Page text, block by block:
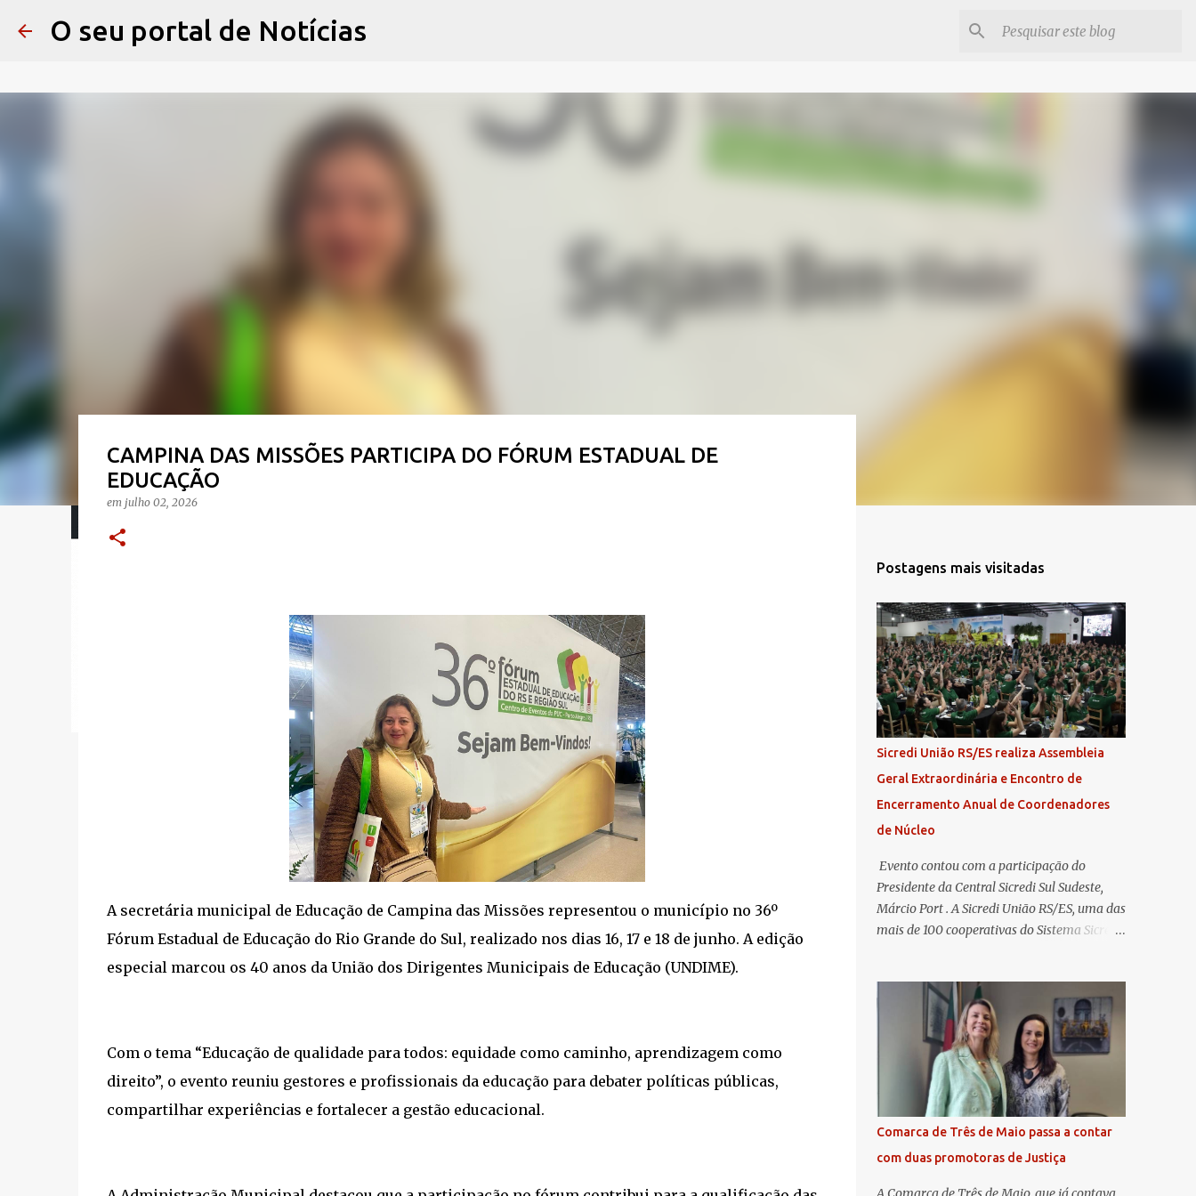
O seu portal de Notícias
CAMPINA DAS MISSÕES PARTICIPA DO FÓRUM ESTADUAL DE
EDUCAÇÃO
em julho 02, 2026
A secretária municipal de Educação de Campina das Missões representou o município no 36º
Fórum Estadual de Educação do Rio Grande do Sul, realizado nos dias 16, 17 e 18 de junho. A edição
especial marcou os 40 anos da União dos Dirigentes Municipais de Educação (UNDIME).
Com o tema “Educação de qualidade para todos: equidade como caminho, aprendizagem como
direito”, o evento reuniu gestores e profissionais da educação para debater políticas públicas,
compartilhar experiências e fortalecer a gestão educacional.
Postagens mais visitadas
Sicredi União RS/ES realiza Assembleia
Geral Extraordinária e Encontro de
Encerramento Anual de Coordenadores
de Núcleo
​ Evento contou com a participação do
Presidente da Central Sicredi Sul Sudeste,
Márcio Port . A Sicredi União RS/ES, uma das
mais de 100 cooperativas do Sistema Sicredi,
Encontro de Encerramento Anual de
Coordenadores de Núcleo, marcando o
fechamento de mais um ciclo de conquistas
e planejamento para o futuro. O evento
ocorreu presencialmente em Santa Rosa/RS
com transmissão simultânea para os
coordenadores capixabas, que estavam
reunidos em Cachoeiro de Itapemirim / ES.
Durante a Assembleia Geral Extraordinária,
foram debatidas e aprovadas pautas
Comarca de Três de Maio passa a contar
com duas promotoras de Justiça